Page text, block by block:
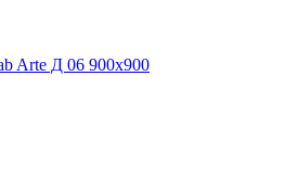
Arte Д 06 900х900